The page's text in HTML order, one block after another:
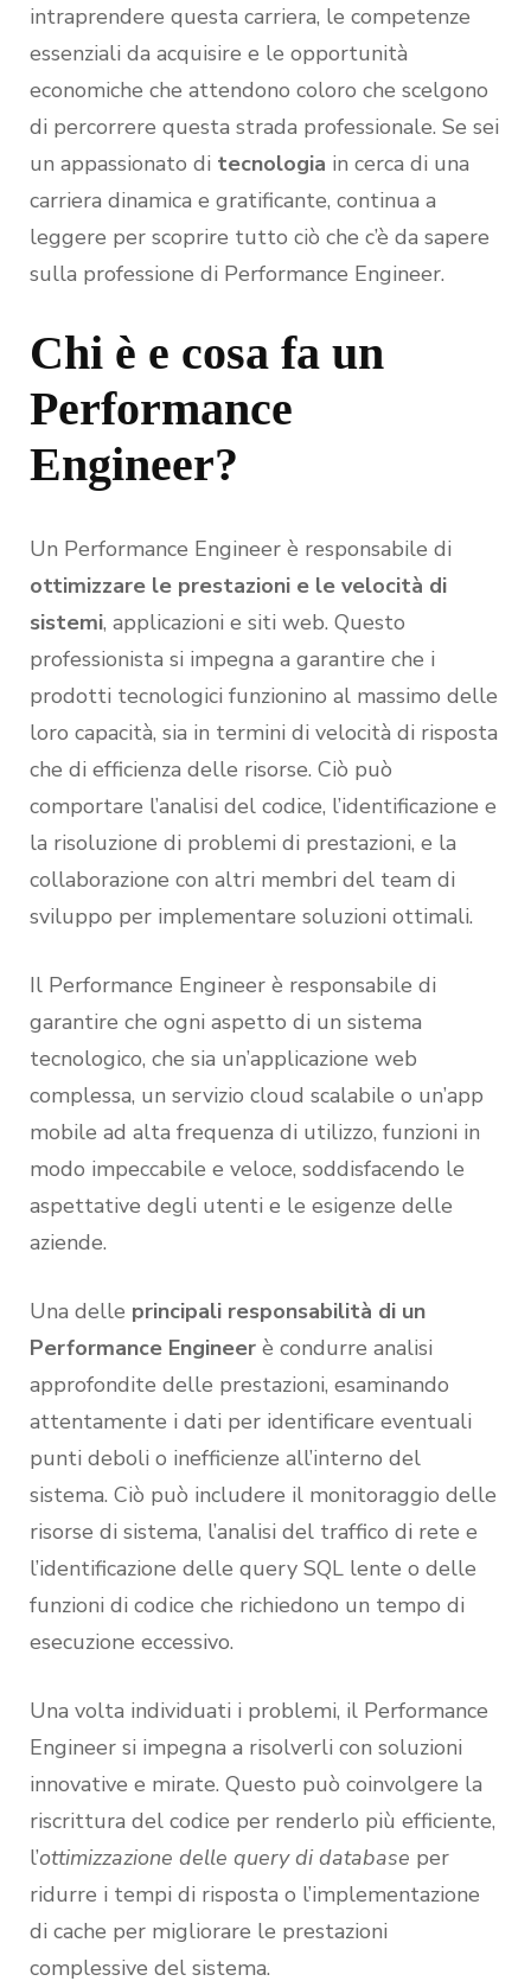
intraprendere questa carriera, le competenze
essenziali da acquisire e le opportunità
economiche che attendono coloro che scelgono
di percorrere questa strada professionale. Se sei
un appassionato di tecnologia in cerca di una
carriera dinamica e gratificante, continua a
leggere per scoprire tutto ciò che c’è da sapere
sulla professione di Performance Engineer.
Chi è e cosa fa un
Performance
Engineer?
Un Performance Engineer è responsabile di
ottimizzare le prestazioni e le velocità di
sistemi, applicazioni e siti web. Questo
professionista si impegna a garantire che i
prodotti tecnologici funzionino al massimo delle
loro capacità, sia in termini di velocità di risposta
che di efficienza delle risorse. Ciò può
comportare l’analisi del codice, l’identificazione e
la risoluzione di problemi di prestazioni, e la
collaborazione con altri membri del team di
sviluppo per implementare soluzioni ottimali.
Il Performance Engineer è responsabile di
garantire che ogni aspetto di un sistema
tecnologico, che sia un’applicazione web
complessa, un servizio cloud scalabile o un’app
mobile ad alta frequenza di utilizzo, funzioni in
modo impeccabile e veloce, soddisfacendo le
aspettative degli utenti e le esigenze delle
aziende.
Una delle principali responsabilità di un
Performance Engineer è condurre analisi
approfondite delle prestazioni, esaminando
attentamente i dati per identificare eventuali
punti deboli o inefficienze all’interno del
sistema. Ciò può includere il monitoraggio delle
risorse di sistema, l’analisi del traffico di rete e
l’identificazione delle query SQL lente o delle
funzioni di codice che richiedono un tempo di
esecuzione eccessivo.
Una volta individuati i problemi, il Performance
Engineer si impegna a risolverli con soluzioni
innovative e mirate. Questo può coinvolgere la
riscrittura del codice per renderlo più efficiente,
l’ottimizzazione delle query di database per
ridurre i tempi di risposta o l’implementazione
di cache per migliorare le prestazioni
complessive del sistema.